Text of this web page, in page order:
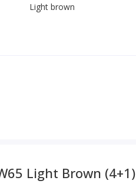
Light brown
Light Brown (4+1)